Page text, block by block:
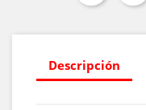
Descripción